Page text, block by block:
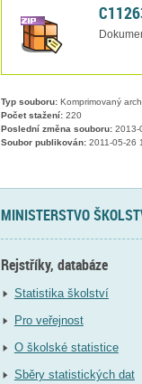
Typ souboru:Komprimovaný
Počet stažení:220
Poslední změna souboru:2013-
Soubor publikován:2011-05-26
MINISTERSTVO
Rejstříky, databáze
Statistika školství
Pro veřejnost
O školské statistice
Sběry statistických dat